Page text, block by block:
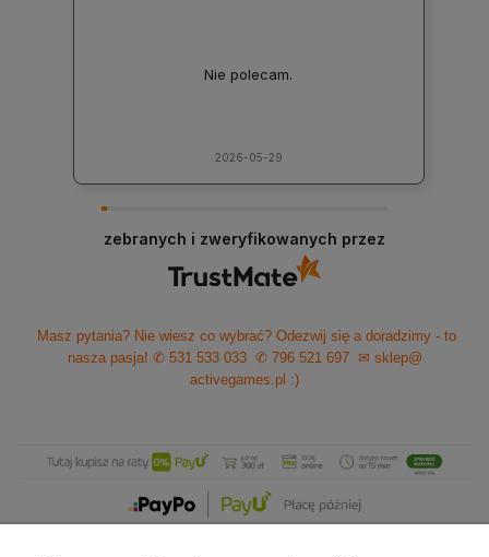
Nie polecam.
2026-05-29
zebranych i zweryfikowanych przez
Masz pytania? Nie wiesz co wybrać? Odezwij się a doradzimy - to
nasza pasja! ✆ 531 533 033 ✆ 796 521 697
✉ sklep@
activegames.pl :)